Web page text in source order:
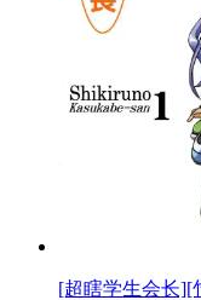
[超瞎学生会长][